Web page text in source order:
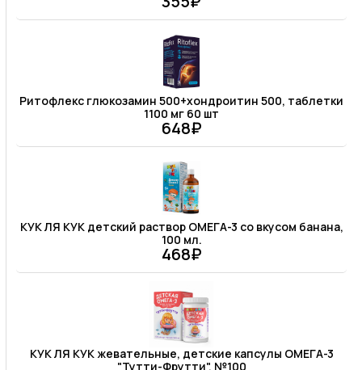
Ритофлекс глюкозамин 500+хондроитин 500, таблетки
1100 мг 60 шт
648₽
КУК ЛЯ КУК детский раствор ОМЕГА-3 со вкусом банана,
100 мл.
468₽
КУК ЛЯ КУК жевательные, детские капсулы ОМЕГА-3
"Тутти-Фрутти", №100